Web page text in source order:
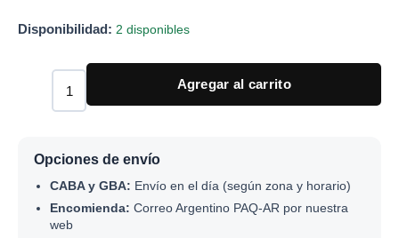
Disponibilidad: 2 disponibles
Agregar al carrito
Opciones de envío
CABA y GBA: Envío en el día (según zona y horario)
Encomienda: Correo Argentino PAQ-AR por nuestra
web